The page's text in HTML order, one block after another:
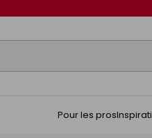
Pour les pros